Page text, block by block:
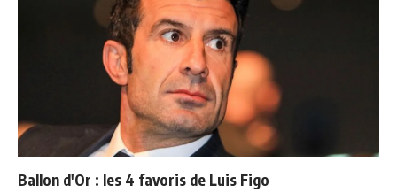
Ballon d'Or : les 4 favoris de Luis Figo